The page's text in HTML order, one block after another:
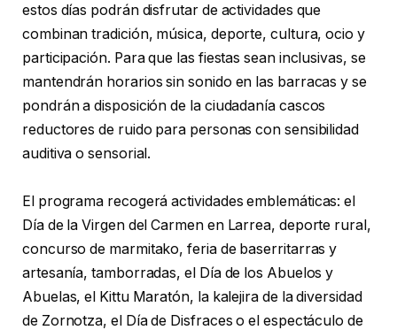
estos días podrán disfrutar de actividades que
combinan tradición, música, deporte, cultura, ocio y
participación. Para que las fiestas sean inclusivas, se
mantendrán horarios sin sonido en las barracas y se
pondrán a disposición de la ciudadanía cascos
reductores de ruido para personas con sensibilidad
auditiva o sensorial.
El programa recogerá actividades emblemáticas: el
Día de la Virgen del Carmen en Larrea, deporte rural,
concurso de marmitako, feria de baserritarras y
artesanía, tamborradas, el Día de los Abuelos y
Abuelas, el Kittu Maratón, la kalejira de la diversidad
de Zornotza, el Día de Disfraces o el espectáculo de